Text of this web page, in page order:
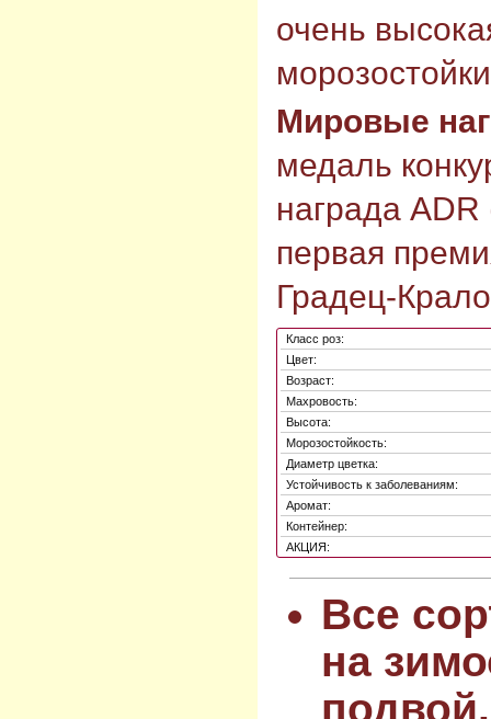
очень
Мировые
медаль
награда
первая
Градец-
Класс роз:
Цвет:
Возраст:
Махровость:
Высота:
Морозостойкость:
Диаметр цветка:
Устойчивость к заболеваниям:
Аромат:
Контейнер:
АКЦИЯ:
Все
на
подвой.